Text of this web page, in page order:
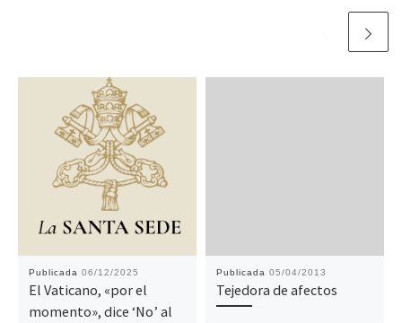
Publicada 06/12/2025
El Vaticano, «por el
momento», dice ‘No’ al
Publicada 05/04/2013
Tejedora de afectos